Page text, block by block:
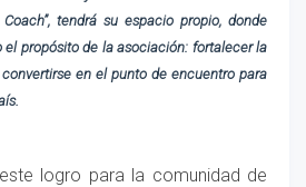
tendrá su espacio propio, donde
el propósito de la asociación: fortalecer la
en el punto de encuentro para
logro para la comunidad de